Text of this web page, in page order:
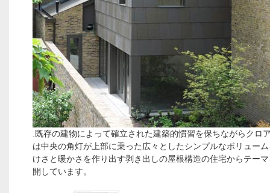
.既存の建物によって確立された建築的慣習を保ちながらクロ
は中央の角灯が上部に乗った広々としたシンプルなボリュー
けさと暖かさを作り出す剥き出しの屋根構造の住宅からテー
開しています。